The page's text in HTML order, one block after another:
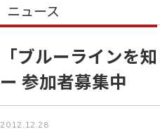
ニュース
「ブルーラインを
ー 参加者募集中
2012.12.28